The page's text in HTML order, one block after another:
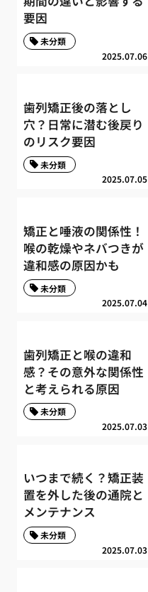
要因
2025.07.06
未分類
歯列矯正後の落とし
穴？日常に潜む後戻り
のリスク要因
2025.07.05
未分類
矯正と唾液の関係性！
喉の乾燥やネバつきが
違和感の原因かも
2025.07.04
未分類
歯列矯正と喉の違和
感？その意外な関係性
と考えられる原因
2025.07.03
未分類
いつまで続く？矯正装
置を外した後の通院と
メンテナンス
2025.07.03
未分類